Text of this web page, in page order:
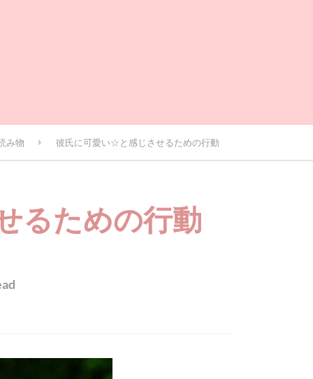
み物 彼氏に可愛い☆と感じさせるための行動
るための行動